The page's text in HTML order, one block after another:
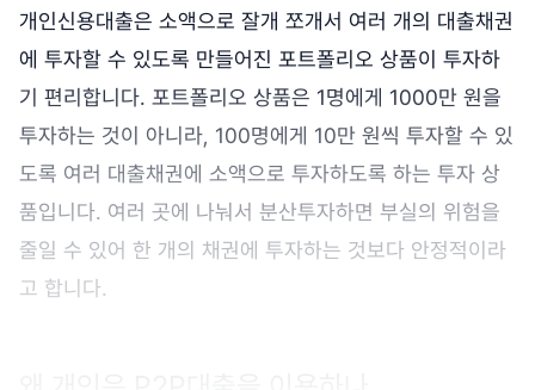
개인신용대출은 소액으로 잘개 쪼개서 여러 개의 대출채권
에 투자할 수 있도록 만들어진 포트폴리오 상품이 투자하
기 편리합니다. 포트폴리오 상품은 1명에게 1000만 원을
투자하는 것이 아니라, 100명에게 10만 원씩 투자할 수 있
도록 여러 대출채권에 소액으로 투자하도록 하는 투자 상
품입니다. 여러 곳에 나눠서 분산투자하면 부실의 위험을
줄일 수 있어 한 개의 채권에 투자하는 것보다 안정적이라
고 합니다.